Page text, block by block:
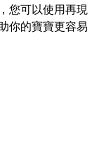
您可以使用再現
你的寶寶更容易